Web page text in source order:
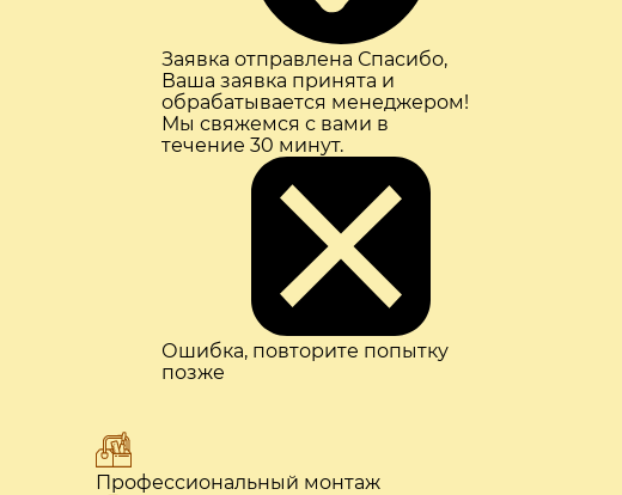
Заявка отправлена Спасибо,
Ваша заявка принята и
обрабатывается менеджером!
Мы свяжемся с вами в
течение 30 минут.
Ошибка, повторите попытку
позже
Профессиональный монтаж